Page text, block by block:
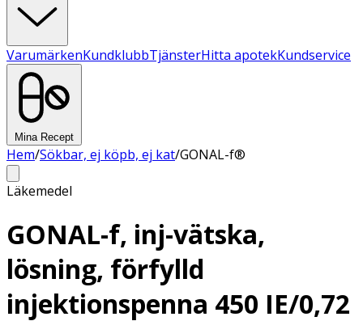
VarumärkenKundklubbTjänsterHitta apotekKundservice
Mina Recept
Hem/Sökbar, ej köpb, ej kat/GONAL-f®
Läkemedel
GONAL-f, inj-vätska,
lösning, förfylld
injektionspenna 450 IE/0,72